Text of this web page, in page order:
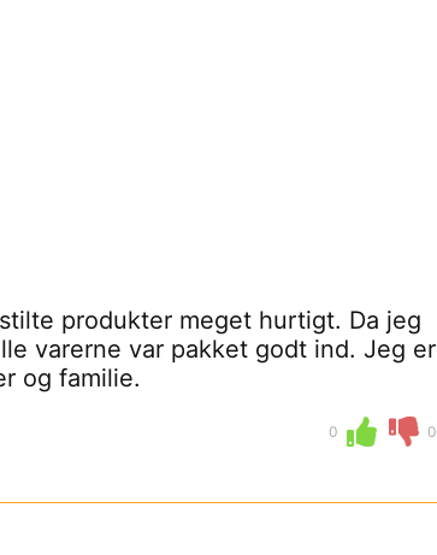
produkter meget hurtigt. Da jeg
varerne var pakket godt ind. Jeg er
og familie.
0 0